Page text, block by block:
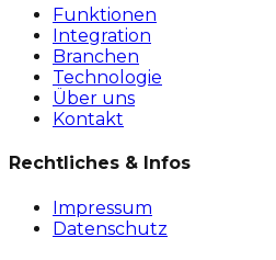
Funktionen
Integration
Branchen
Technologie
Über uns
Kontakt
Rechtliches & Infos
Impressum
Datenschutz